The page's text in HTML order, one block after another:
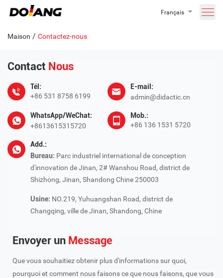
Français
Maison / Contactez-nous
Contact Nous
Tél:
+86 531 8758 6199
E-mail:
admin@didactic.cn
WhatsApp/WeChat:
+8613615315720
Mob.:
+86 136 1531 5720
Add.:
Bureau: Parc industriel international de conception
d'innovation de Jinan, 2# Wanshou Road, district de
Shizhong, Jinan, Shandong Chine 250003
Usine: NO.219, Yuhuangshan Road, district de
Changqing, ville de Jinan, Shandong, Chine
Envoyer un Message
Que vous souhaitiez obtenir plus d'informations sur quoi,
pourquoi et comment nous faisons ce que nous faisons, que vous